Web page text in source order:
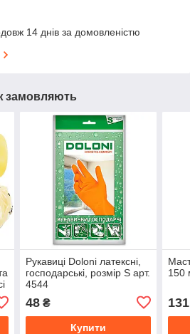
14 днів за домовленістю
замовляють
Рукавиці Doloni латексні,
господарські, розмір S арт.
4544
48₴
Купити
150
131